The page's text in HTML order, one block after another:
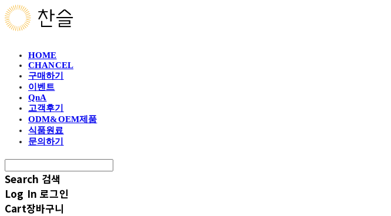
HOME
CHANCEL
구매하기
이벤트
QnA
고객후기
ODM&OEM제품
식품원료
문의하기
Search 검색
Log In 로그인
Cart장바구니